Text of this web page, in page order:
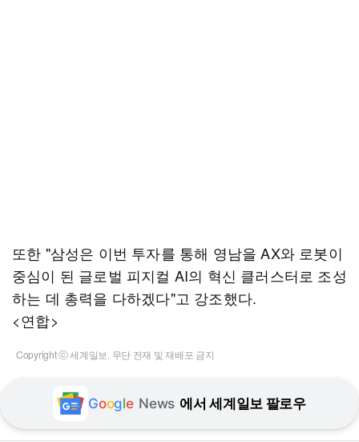
또한 "삼성은 이번 투자를 통해 영남을 AX와 로봇이
중심이 된 글로벌 피지컬 AI의 혁신 클러스터로 조성
하는 데 총력을 다하겠다"고 강조했다.
<연합>
Copyright ⓒ 세계일보. 무단 전재 및 재배포 금지
Google News 에서 세계일보 팔로우